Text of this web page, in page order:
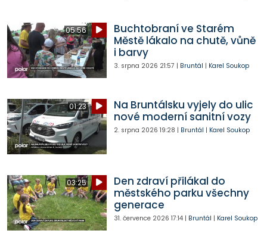
05:56
Buchtobraní ve Starém
Městě lákalo na chutě, vůně
i barvy
3. srpna 2026 21:57 | Bruntál | Karel Soukop
01:23
Na Bruntálsku vyjely do ulic
nové moderní sanitní vozy
2. srpna 2026 19:28 | Bruntál | Karel Soukop
03:25
Den zdraví přilákal do
městského parku všechny
generace
31. července 2026 17:14| Bruntál | Karel Soukop